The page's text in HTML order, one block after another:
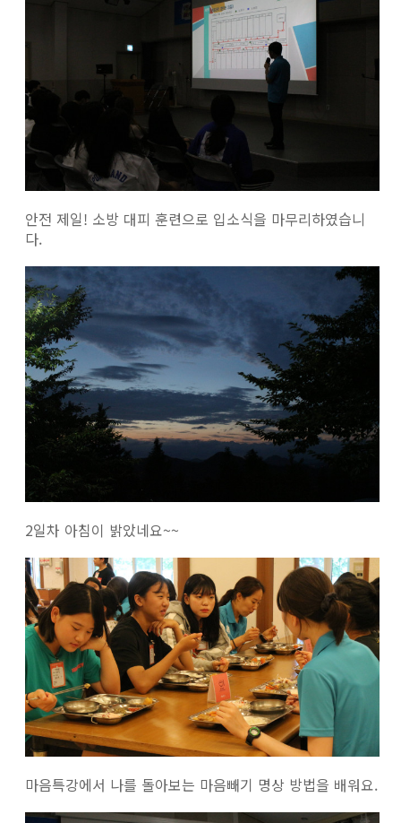
안전 제일! 소방 대피 훈련으로 입소식을 마무리하였습니
다.
2일차 아침이 밝았네요~~
마음특강에서 나를 돌아보는 마음빼기 명상 방법을 배워요.